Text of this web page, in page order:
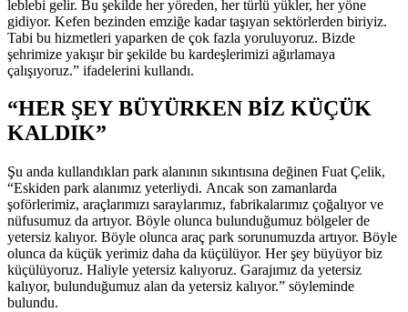
leblebi gelir. Bu şekilde her yöreden, her türlü yükler, her yöne
gidiyor. Kefen bezinden emziğe kadar taşıyan sektörlerden biriyiz.
Tabi bu hizmetleri yaparken de çok fazla yoruluyoruz. Bizde
şehrimize yakışır bir şekilde bu kardeşlerimizi ağırlamaya
çalışıyoruz.” ifadelerini kullandı.
“HER ŞEY BÜYÜRKEN BİZ KÜÇÜK
KALDIK”
Şu anda kullandıkları park alanının sıkıntısına değinen Fuat Çelik,
“Eskiden park alanımız yeterliydi. Ancak son zamanlarda
şoförlerimiz, araçlarımızı saraylarımız, fabrikalarımız çoğalıyor ve
nüfusumuz da artıyor. Böyle olunca bulunduğumuz bölgeler de
yetersiz kalıyor. Böyle olunca araç park sorunumuzda artıyor. Böyle
olunca da küçük yerimiz daha da küçülüyor. Her şey büyüyor biz
küçülüyoruz. Haliyle yetersiz kalıyoruz. Garajımız da yetersiz
kalıyor, bulunduğumuz alan da yetersiz kalıyor.” söyleminde
bulundu.